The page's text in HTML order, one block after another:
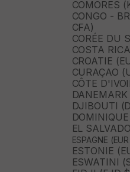
COMORES
CONGO -
CFA)
CORÉE DU
COSTA
CROATIE
CURAÇAO
CÔTE
DJIBOUTI
EL
ESPAGNE
ESTONIE
ESWATINI